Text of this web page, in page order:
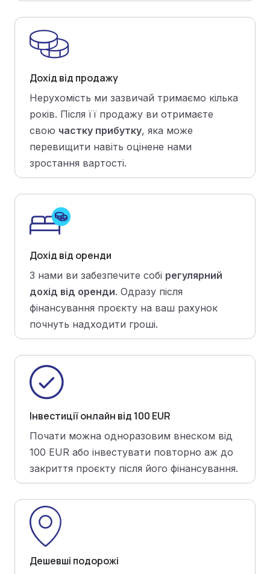
Дохід від продажу
Нерухомість ми зазвичай тримаємо кілька
років. Після її продажу ви отримаєте
свою частку прибутку, яка може
перевищити навіть оцінене нами
зростання вартості.
Дохід від оренди
З нами ви забезпечите собі регулярний
дохід від оренди. Одразу після
фінансування проєкту на ваш рахунок
почнуть надходити гроші.
Інвестиції онлайн від 100 EUR
Почати можна одноразовим внеском від
100 EUR або інвестувати повторно аж до
закриття проєкту після його фінансування.
Дешевші подорожі